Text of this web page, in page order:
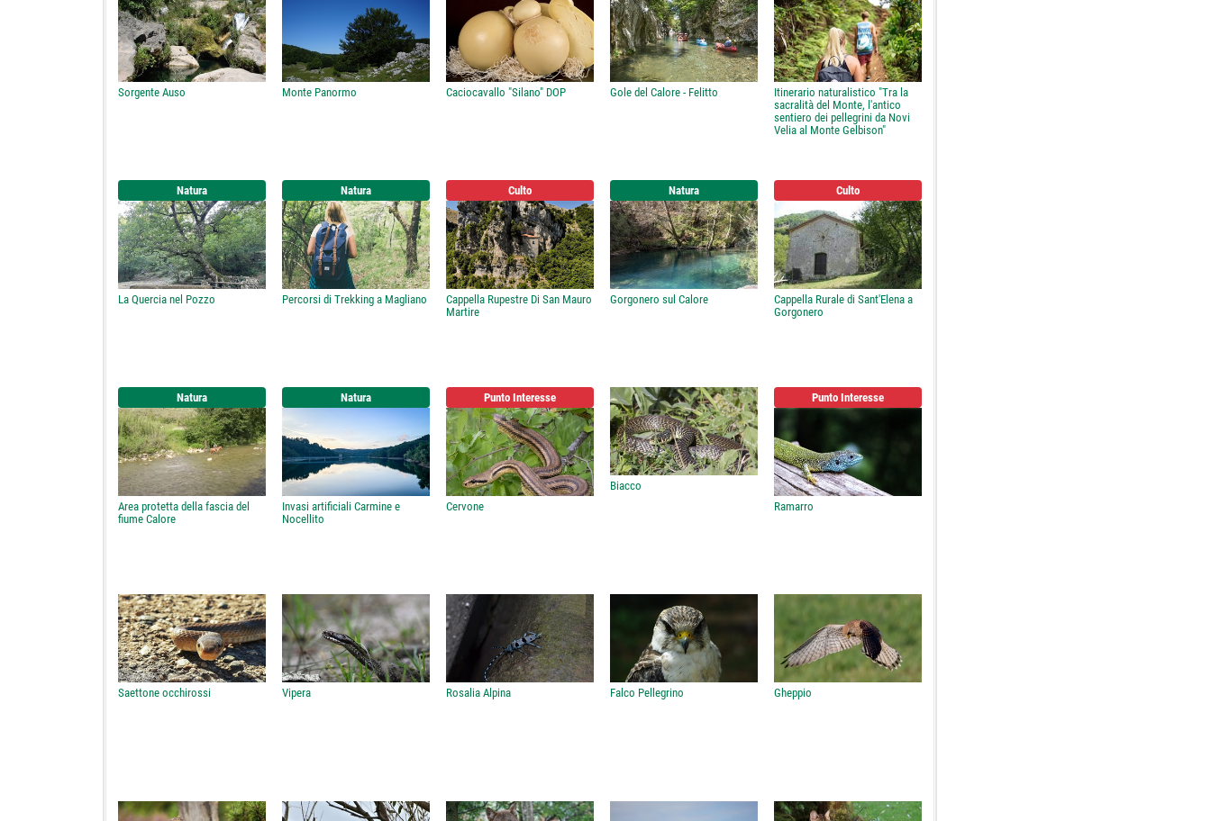
Sorgente Auso Monte Panormo Caciocavallo "Silano" DOP Gole del Calore - Felitto
Itinerario naturalistico "Tra la
sacralità del Monte, l'antico
sentiero dei pellegrini da Novi
Velia al Monte Gelbison"
Natura
La Quercia nel Pozzo
Natura
Percorsi di Trekking a Magliano
Culto
Cappella Rupestre Di San Mauro
Martire
Natura
Gorgonero sul Calore
Culto
Cappella Rurale di Sant'Elena a
Gorgonero
Natura
Area protetta della fascia del
fiume Calore
Natura
Invasi artificiali Carmine e
Nocellito
Punto Interesse
Cervone
Biacco
Punto Interesse
Ramarro
Saettone occhirossi Vipera Rosalia Alpina Falco Pellegrino Gheppio